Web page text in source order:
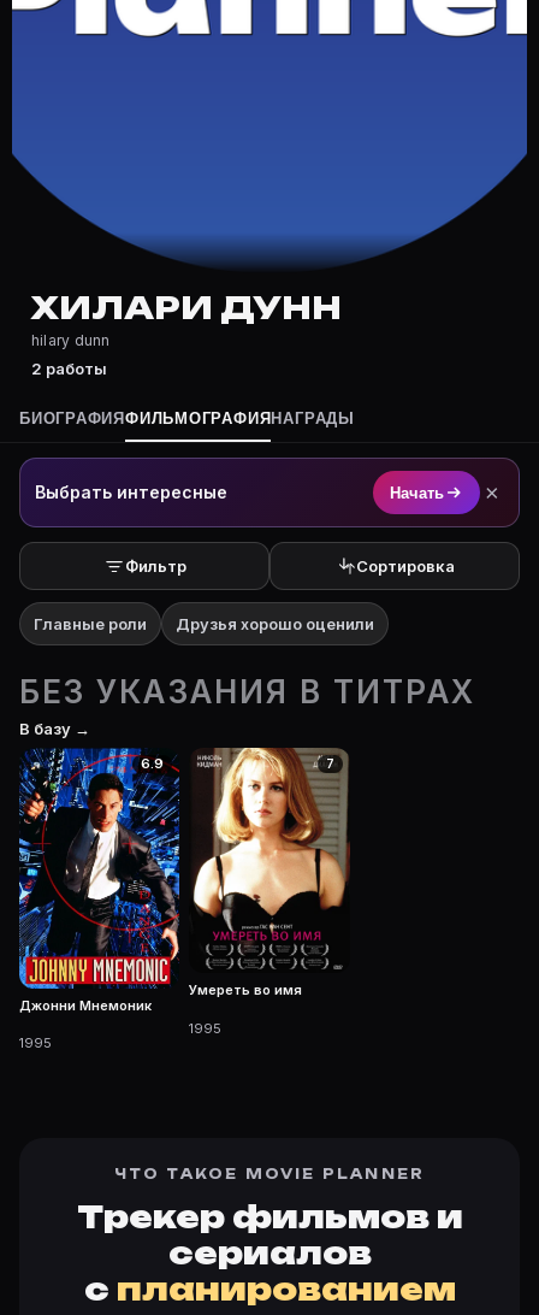
Частые вопросы о Хилари Дунн
Полный список — на Movie Planner: https://movie-
Кто такой(ая) Хилари Дунн?
Хилари Дунн — актёр. Биография и роли на
Где открыть фильмографию Хилари Дунн?
На Movie Planner: https://movie-planner.ru/s/
ХИЛАРИ ДУНН
hilary dunn
2 работы
БИОГРАФИЯФИЛЬМОГРАФИЯ НАГРАДЫ
Выбрать интересные Начать ×
Фильтр Сортировка
Главные роли Друзья хорошо оценили
БЕЗ УКАЗАНИЯ В ТИТРАХ
В базу →
6.9
Джонни Мнемоник
1995
7
Умереть во имя
1995
ЧТО ТАКОЕ MOVIE PLANNER
Трекер фильмов и
сериалов
с планированием